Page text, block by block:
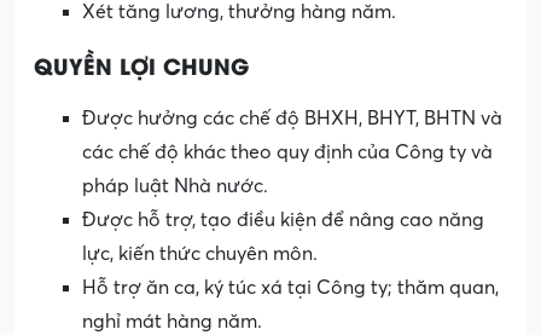
Xét tăng lương, thưởng hàng năm.
QUYỀN LỢI CHUNG
Được hưởng các chế độ BHXH, BHYT, BHTN và
các chế độ khác theo quy định của Công ty và
pháp luật Nhà nước.
Được hỗ trợ, tạo điều kiện để nâng cao năng
lực, kiến thức chuyên môn.
Hỗ trợ ăn ca, ký túc xá tại Công ty; thăm quan,
nghỉ mát hàng năm.